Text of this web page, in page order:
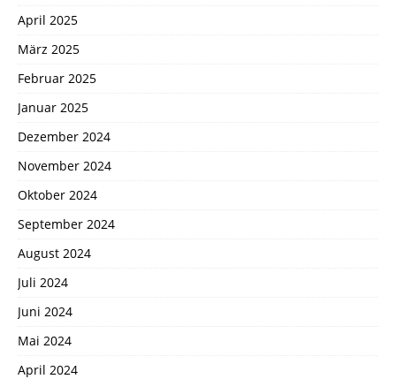
April 2025
März 2025
Februar 2025
Januar 2025
Dezember 2024
November 2024
Oktober 2024
September 2024
August 2024
Juli 2024
Juni 2024
Mai 2024
April 2024